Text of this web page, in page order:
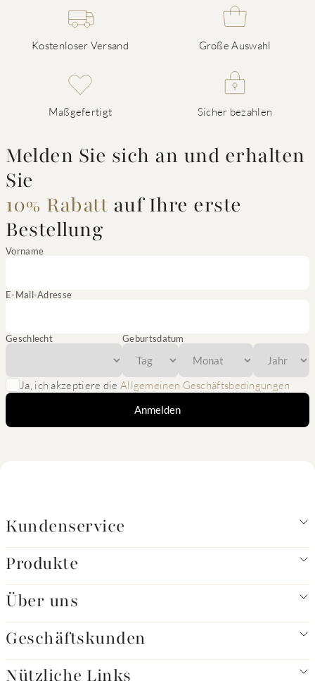
Kostenloser Versand Große Auswahl
Maßgefertigt Sicher bezahlen
Melden Sie sich an und erhalten
Sie
10% Rabatt auf Ihre erste
Bestellung
Vorname
E-Mail-Adresse
Geschlecht Geburtsdatum
Ja, ich akzeptiere die Allgemeinen Geschäftsbedingungen
Anmelden
Kundenservice
Produkte
Über uns
Geschäftskunden
Nützliche Links